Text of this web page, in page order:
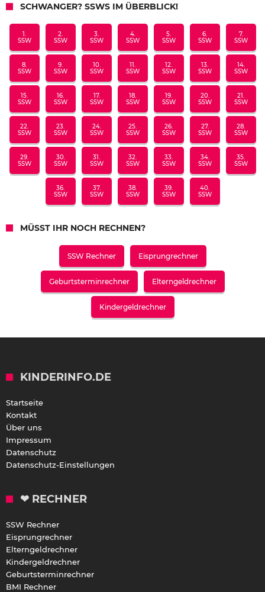
SCHWANGER? SSWS IM ÜBERBLICK!
1.
SSW
2.
SSW
3.
SSW
4.
SSW
5.
SSW
6.
SSW
7.
SSW
8.
SSW
9.
SSW
10.
SSW
11.
SSW
12.
SSW
13.
SSW
14.
SSW
15.
SSW
16.
SSW
17.
SSW
18.
SSW
19.
SSW
20.
SSW
21.
SSW
22.
SSW
23.
SSW
24.
SSW
25.
SSW
26.
SSW
27.
SSW
28.
SSW
29.
SSW
30.
SSW
31.
SSW
32.
SSW
33.
SSW
34.
SSW
35.
SSW
36.
SSW
37.
SSW
38.
SSW
39.
SSW
40.
SSW
MÜSST IHR NOCH RECHNEN?
SSW Rechner Eisprungrechner
Geburtsterminrechner Elterngeldrechner
Kindergeldrechner
KINDERINFO.DE
Startseite
Kontakt
Über uns
Impressum
Datenschutz
Datenschutz-Einstellungen
❤ RECHNER
SSW Rechner
Eisprungrechner
Elterngeldrechner
Kindergeldrechner
Geburtsterminrechner
BMI Rechner